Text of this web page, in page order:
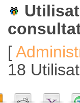
[
18